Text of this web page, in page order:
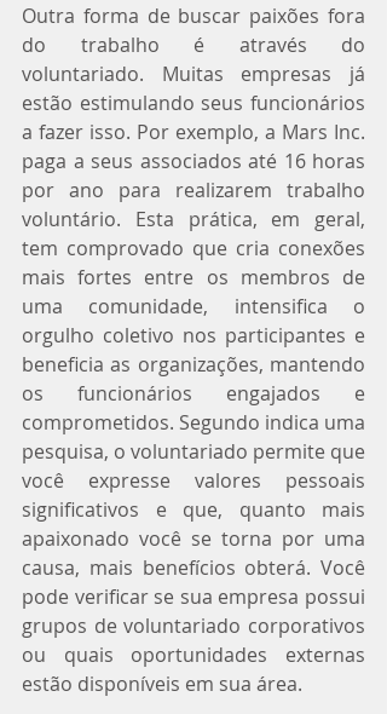
Outra forma de buscar paixões fora
do trabalho é através do
voluntariado. Muitas empresas já
estão estimulando seus funcionários
a fazer isso. Por exemplo, a Mars Inc.
paga a seus associados até 16 horas
por ano para realizarem trabalho
voluntário. Esta prática, em geral,
tem comprovado que cria conexões
mais fortes entre os membros de
uma comunidade, intensifica o
orgulho coletivo nos participantes e
beneficia as organizações, mantendo
os funcionários engajados e
comprometidos. Segundo indica uma
pesquisa, o voluntariado permite que
você expresse valores pessoais
significativos e que, quanto mais
apaixonado você se torna por uma
causa, mais benefícios obterá. Você
pode verificar se sua empresa possui
grupos de voluntariado corporativos
ou quais oportunidades externas
estão disponíveis em sua área.